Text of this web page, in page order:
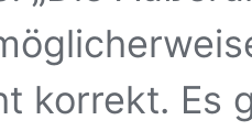
korrekt. Es